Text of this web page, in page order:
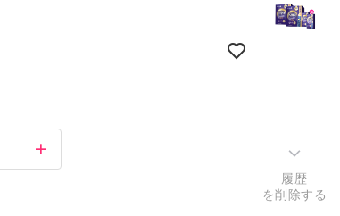
履歴
を削除する